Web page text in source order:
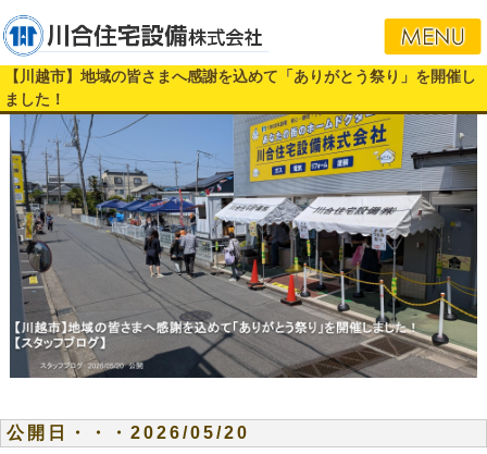
【川越市】地域の皆さまへ感謝を込めて「ありがとう祭り」を開催し
ました！
公開日・・・2026/05/20